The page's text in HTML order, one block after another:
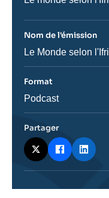
journal,
ou
émission
Nom de l'émission
Nom
Le Monde selon l'Ifri
Format
Catégorie
Podcast
Partager